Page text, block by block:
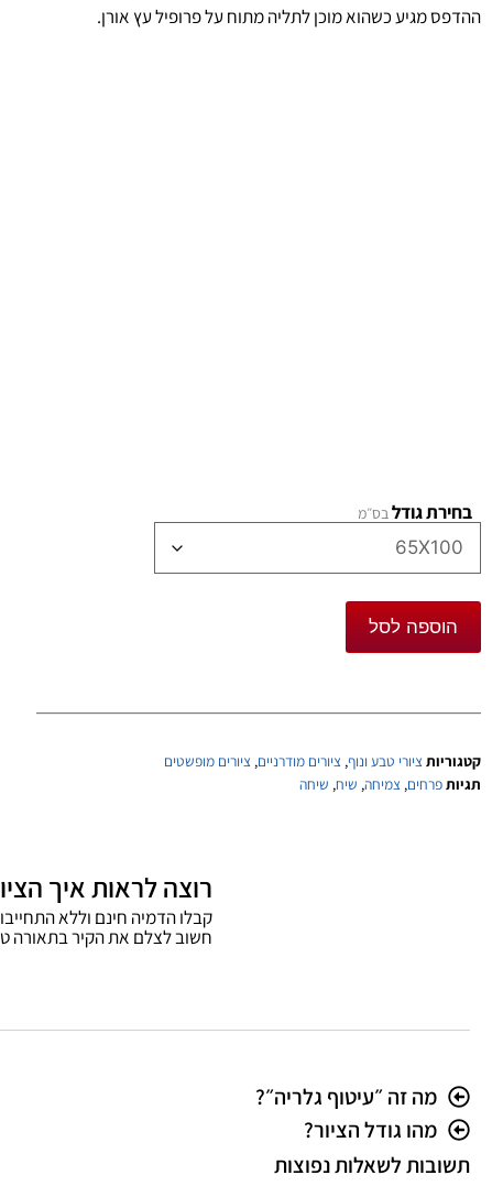
ההדפס מגיע כשהוא מוכן לתליה מתוח על פרופיל עץ אורן.
בחירת גודל
הוספה לסל
קטגוריותציורי טבע ונוף, ציורים מודרניים, ציורים מופשטים
תגיותפרחים, צמיחה, שיח, שיחה
רוצה לראות איך
קבלו הדמיה חינם וללא התחייבות! שלחו צילום
חשוב לצלם את הקיר בתאורה
מה זה ״עיטוף גלריה״?
מהו גודל הציור?
תשובות לשאלות נפוצות